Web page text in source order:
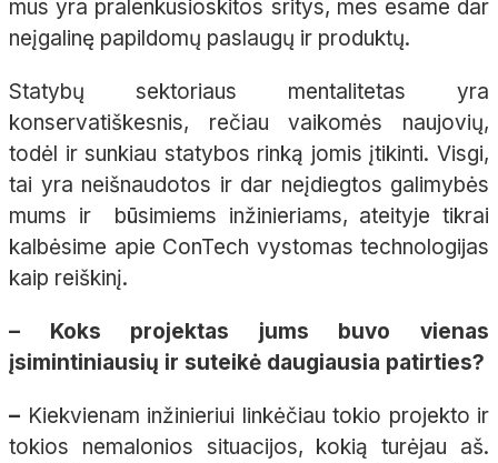
mus yra pralenkusioskitos sritys, mes esame dar
neįgalinę papildomų paslaugų ir produktų.
Statybų sektoriaus mentalitetas yra
konservatiškesnis, rečiau vaikomės naujovių,
todėl ir sunkiau statybos rinką jomis įtikinti. Visgi,
tai yra neišnaudotos ir dar neįdiegtos galimybės
mums ir būsimiems inžinieriams, ateityje tikrai
kalbėsime apie ConTech vystomas technologijas
kaip reiškinį.
– Koks projektas jums buvo vienas
įsimintiniausių ir suteikė daugiausia patirties?
– Kiekvienam inžinieriui linkėčiau tokio projekto ir
tokios nemalonios situacijos, kokią turėjau aš.